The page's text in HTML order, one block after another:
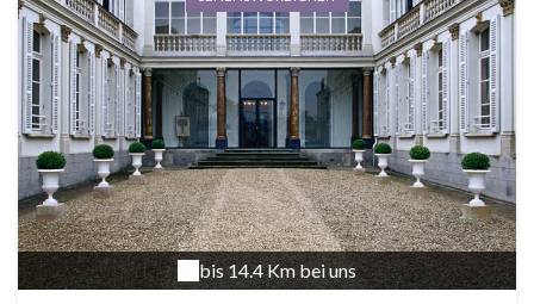
Ruinart - Reims © Ruinart. Maison Ruinart - Reims ©
Ruinart. Avenue de Champagne - Epernay © M. Jolyot-
Coll. ADT Marne. Cité du Champagne Collet-Cogevi -
Aÿ©S. Millot-Coll.ADT Marne1 Champagne Taittinger -
Reims©S. Millot-Coll.ADT Marne5 Champagne Ruinart -
Reims©E. Vidal-Coll.ADT Marne
bis 14.4 Km bei uns